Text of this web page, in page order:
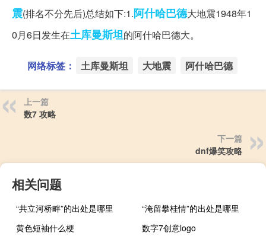
震(排名不分先后)总结如下:1.阿什哈巴德大地震1948年1
0月6日发生在土库曼斯坦的阿什哈巴德大。
网络标签： 土库曼斯坦 大地震 阿什哈巴德
上一篇
数7 攻略
下一篇
dnf爆笑攻略
相关问题
“共立河桥畔”的出处是哪里
“淹留攀桂情”的出处是哪里
黄色短袖什么梗
数字7创意logo